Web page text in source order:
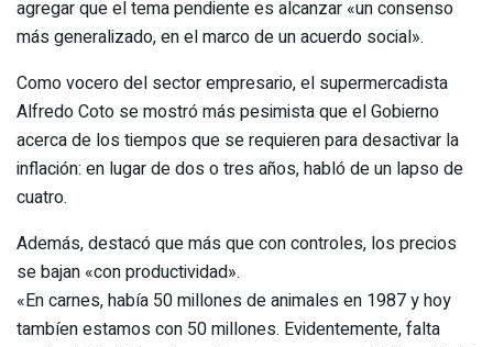
agregar que el tema pendiente es alcanzar «un consenso
más generalizado, en el marco de un acuerdo social».
Como vocero del sector empresario, el supermercadista
Alfredo Coto se mostró más pesimista que el Gobierno
acerca de los tiempos que se requieren para desactivar la
inflación: en lugar de dos o tres años, habló de un lapso de
cuatro.
Además, destacó que más que con controles, los precios
se bajan «con productividad».
«En carnes, había 50 millones de animales en 1987 y hoy
tambíen estamos con 50 millones. Evidentemente, falta